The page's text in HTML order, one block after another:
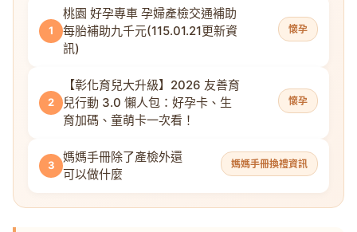
1
桃園 好孕專車 孕婦產檢交通補助
每胎補助九千元(115.01.21更新資
訊)
懷孕
2
【彰化育兒大升級】2026 友善育
兒行動 3.0 懶人包：好孕卡、生
育加碼、童萌卡一次看！
懷孕
3
媽媽手冊除了產檢外還
可以做什麼
媽媽手冊換禮資訊